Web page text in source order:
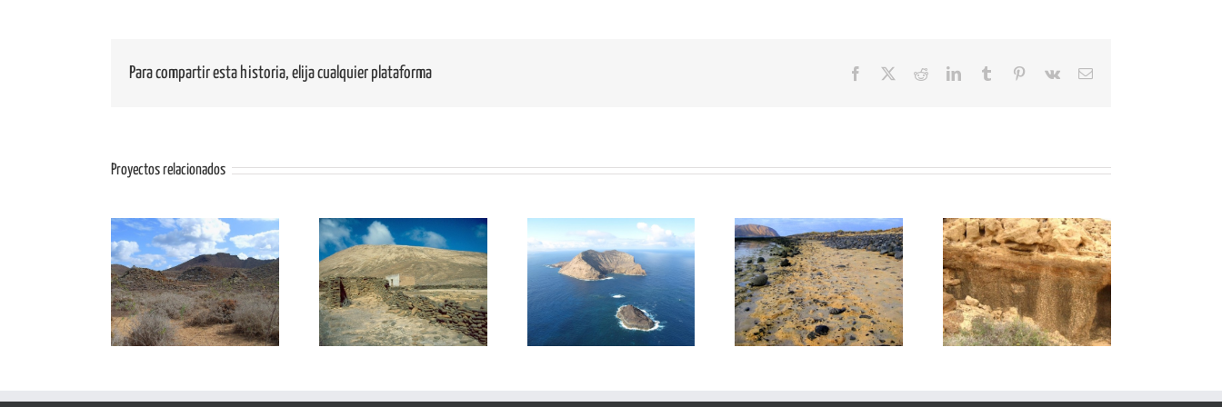
Para compartir esta historia, elija cualquier plataforma Facebook RedditLinkedInTumblr Pinterest
Vk
Correo
Proyectos relacionados
LIG AL02: La Caldera
MC01: Montaña Clara-
Roque del Este
GR01 Costa de Los
Resbalajes
GR02 Barranco de Los
Conejos
LIG AL01: Malpaís del
Norte